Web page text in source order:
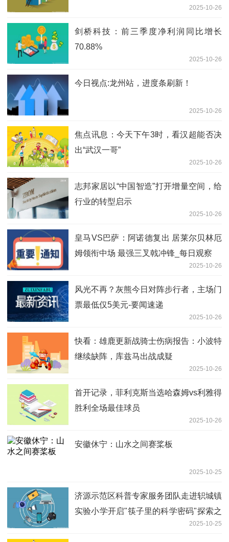
2025-10-26
剑桥科技：前三季度净利润同比增长
70.88%
2025-10-26
今日视点:龙州站，进度条刷新！
2025-10-26
焦点讯息：今天下午3时，看汉超能否决
出“武汉一哥”
2025-10-26
志邦家居以“中国智造”打开增量空间，给
行业的转型启示
2025-10-26
皇马VS巴萨：阿诺德复出 居莱尔贝林厄
姆领衔中场 最强三叉戟冲锋_每日观察
2025-10-26
风光不再？灰熊今日对阵步行者，主场门
票最低仅5美元-要闻速递
2025-10-26
快看：雄鹿更新战骑士伤病报告：小波特
继续缺阵，库兹马出战成疑
2025-10-26
首开记录，菲利克斯当选哈森姆vs利雅得
胜利全场最佳球员
2025-10-26
安徽休宁：山水之间赛桨板
2025-10-25
济源示范区科普专家服务团队走进轵城镇
实验小学开启"筷子里的科学密码"探索之
2025-10-25